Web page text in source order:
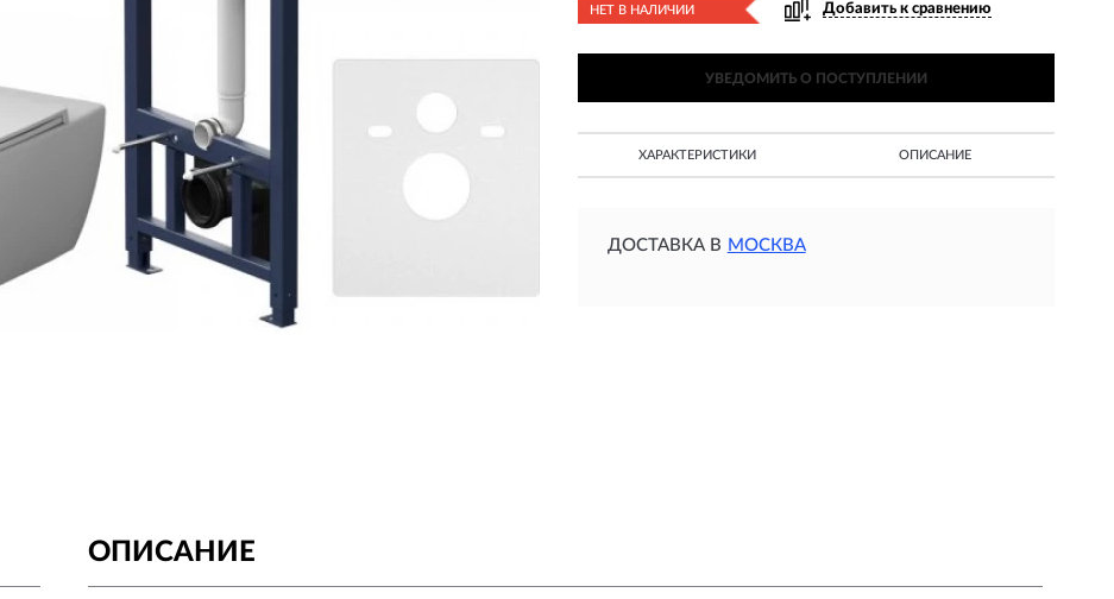
НЕТ В НАЛИЧИИ Добавить к сравнению
УВЕДОМИТЬ О ПОСТУПЛЕНИИ
ХАРАКТЕРИСТИКИ ОПИСАНИЕ
ДОСТАВКА В МОСКВА
ОПИСАНИЕ